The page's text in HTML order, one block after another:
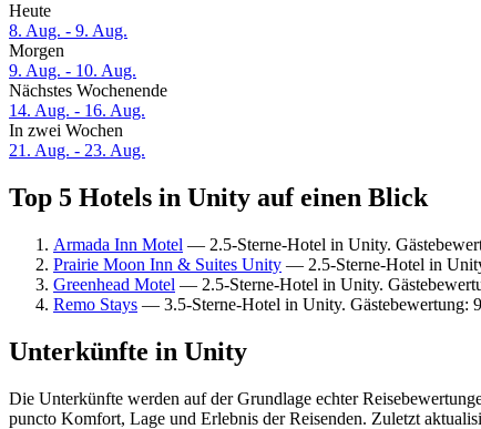
Heute
8. Aug. - 9. Aug.
Morgen
9. Aug. - 10. Aug.
Nächstes Wochenende
14. Aug. - 16. Aug.
In zwei Wochen
21. Aug. - 23. Aug.
Top 5 Hotels in Unity auf einen Blick
Armada Inn Motel — 2.5-Sterne-Hotel in Unity.
Prairie Moon Inn & Suites Unity — 2.5-Sterne-Hotel in
Greenhead Motel — 2.5-Sterne-Hotel in Unity.
Remo Stays — 3.5-Sterne-Hotel in Unity. Gästebewertung:
Unterkünfte in Unity
Die Unterkünfte werden auf der Grundlage echter
puncto Komfort, Lage und Erlebnis der Reisenden. Zuletzt